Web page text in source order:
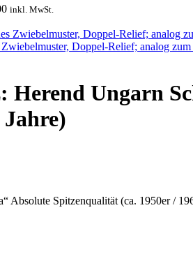
inkl. MwSt.
Doppel‑Relief; analog
Ungarn
Absolute Spitzenqualität (ca. 1950er /